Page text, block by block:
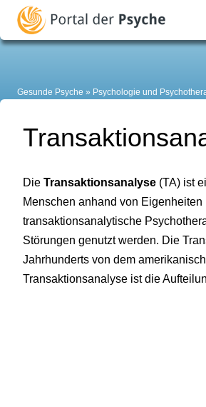
Gesunde Psyche Psychologie und
Die Transaktionsanalyse (TA) ist
Menschen anhand von
transaktionsanalytische
Störungen genutzt werden. Die
Jahrhunderts von dem
Transaktionsanalyse ist die